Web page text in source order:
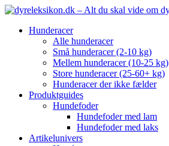
Hunderacer
Alle hunderacer
Små hunderacer (2-10 kg)
Mellem hunderacer (10-25 kg)
Store hunderacer (25-60+ kg)
Hunderacer der ikke fælder
Produktguides
Hundefoder
Hundefoder med lam
Hundefoder med laks
Artikelunivers